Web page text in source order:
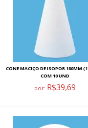
CONE MACIÇO DE ISOPOR 180MM
COM 10 UND
por: R$39,69